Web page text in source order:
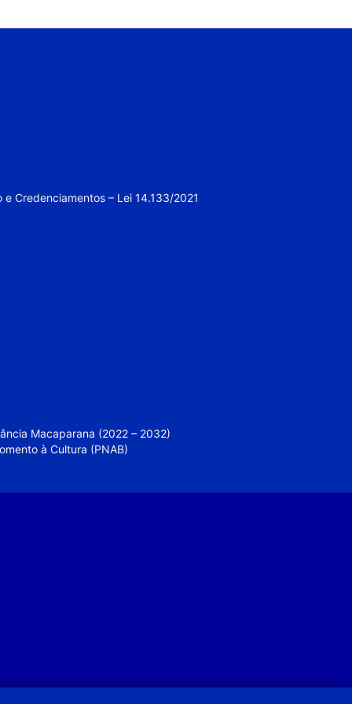
Credenciamentos – Lei 14.133/2021
Macaparana (2022 – 2032)
à Cultura (PNAB)